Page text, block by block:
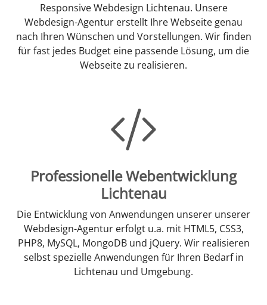
Responsive Webdesign Lichtenau. Unsere
Webdesign-Agentur erstellt Ihre Webseite genau
nach Ihren Wünschen und Vorstellungen. Wir finden
für fast jedes Budget eine passende Lösung, um die
Webseite zu realisieren.
Professionelle Webentwicklung
Lichtenau
Die Entwicklung von Anwendungen unserer unserer
Webdesign-Agentur erfolgt u.a. mit HTML5, CSS3,
PHP8, MySQL, MongoDB und jQuery. Wir realisieren
selbst spezielle Anwendungen für Ihren Bedarf in
Lichtenau und Umgebung.